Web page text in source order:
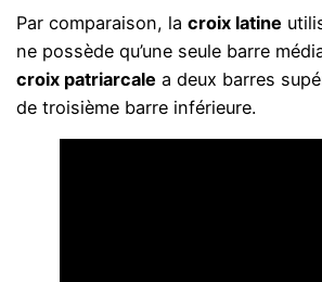
Par comparaison, lacroix latine
ne possède qu’une seule barre
croix patriarcale a deux barres
de troisième barre inférieure.